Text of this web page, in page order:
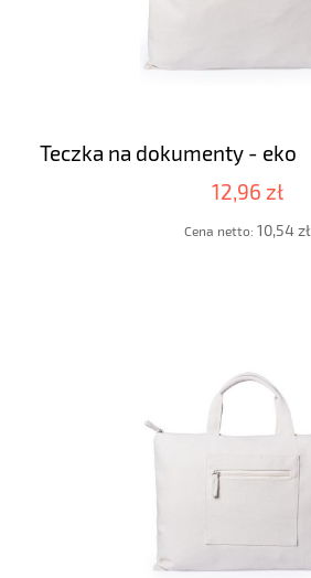
Teczka na dokumenty - eko
12,96 zł
Cena netto: 10,54 zł